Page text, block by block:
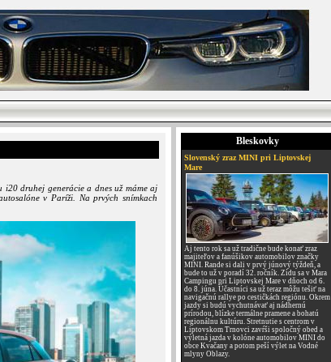
druhej generácie a dnes už máme aj
v Paríži. Na prvých snímkach
Bleskovky
Slovenský zraz MINI pri Liptovskej
Mare
Aj tento rok sa už tradične bude konať zraz
majiteľov a fanúšikov automobilov značky
MINI. Rande si dali v prvý júnový týždeň, a
bude to už v poradí 32. ročník. Zídu sa v Mara
Campingu pri Liptovskej Mare v dňoch od 6.
do 8. júna. Účastníci sa už teraz môžu tešiť na
navigačnú rallye po cestičkách regiónu. Okrem
jazdy si budú vychutnávať aj nádhernú
prírodou, blízke termálne pramene a bohatú
regionálnu kultúru. Stretnutie s centrom v
Liptovskom Trnovci zavŕši spoločný obed a
výletná jazda v kolóne automobilov MINI do
obce Kvačany a potom peší výlet na Vodné
mlyny Oblazy.